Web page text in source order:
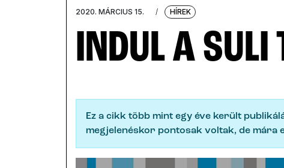
2020. MÁRCIUS 15. / HÍREK
INDUL A SULI
Ez a cikk több mint egy éve került
megjelenéskor pontosak voltak, de mára